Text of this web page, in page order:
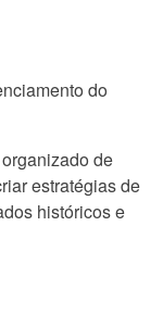
do
de
estratégias de
históricos e